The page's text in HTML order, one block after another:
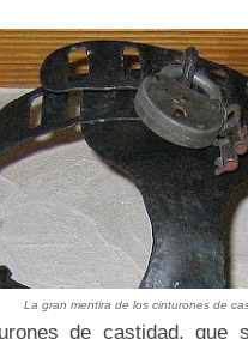
La gran mentira de los cinturones de
de castidad, que